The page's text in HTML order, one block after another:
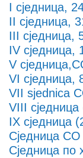
I сједница,
II сједница,
III сједница,
IV сједница,
V
VI сједница,
VII sjednica
VIII
IX сједница
Сједница СО
Сједница по